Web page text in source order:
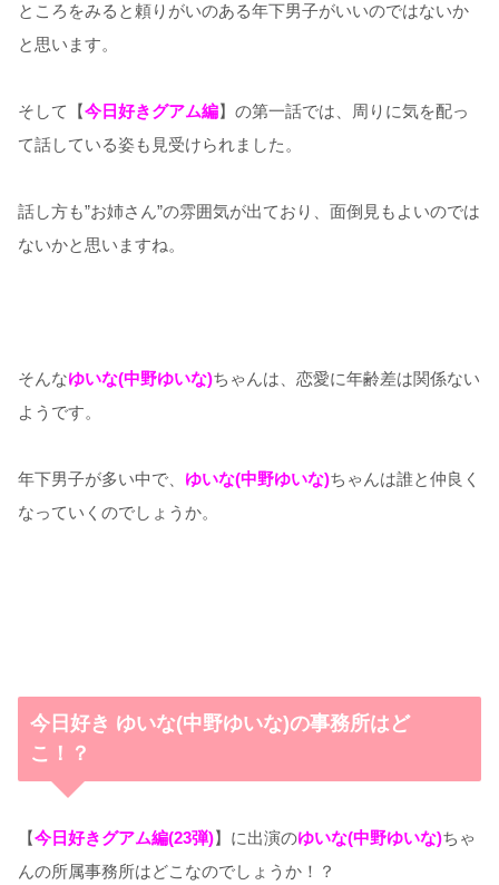
ところをみると頼りがいのある年下男子がいいのではないか
と思います。
そして【今日好きグアム編】の第一話では、周りに気を配っ
て話している姿も見受けられました。
話し方も”お姉さん”の雰囲気が出ており、面倒見もよいのでは
ないかと思いますね。
そんなゆいな(中野ゆいな)ちゃんは、恋愛に年齢差は関係ない
ようです。
年下男子が多い中で、 ゆいな(中野ゆいな)ちゃんは誰と仲良く
なっていくのでしょうか。
今日好き ゆいな(中野ゆいな)の事務所はど
こ！？
【今日好きグアム編(23弾)】に出演のゆいな(中野ゆいな)ちゃ
んの所属事務所はどこなのでしょうか！？